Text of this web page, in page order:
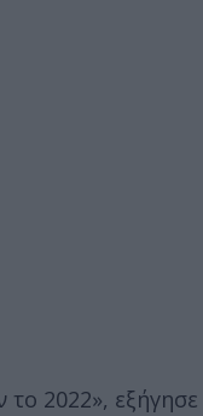
2022», εξήγησε